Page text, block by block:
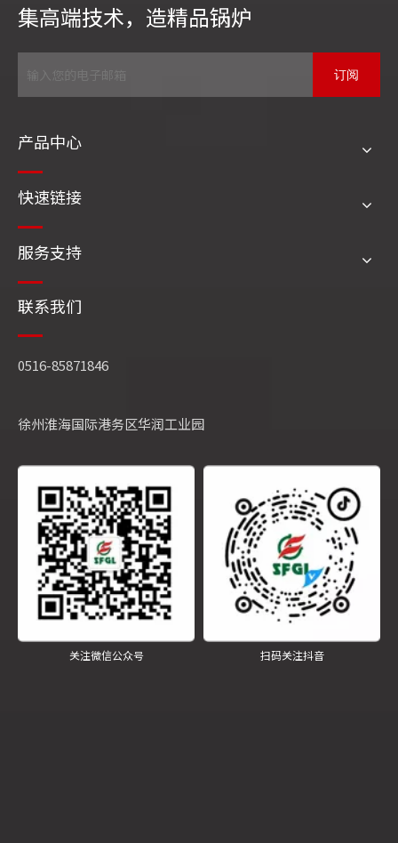
董事长段绪强首先感谢经营团队过去一年的辛勤付出，充
分肯定了锅炉公司经营管理成果。他简要分析了经济形势
及行业态势，明确提出深入推进转型升级，重申“销售是
程项目总承包及出口产品增幅方向，相应充实技术研发与
术化”。希望全体与会管理及技术人员珍惜平台，振奋精
神，感恩奋进，团结带领公司全员全力打赢2026开局之
战，为公司全年高质量发展奠定坚实基础。
相关文章
集高端技术，造精品锅炉
订阅
产品中心
快速链接
服务支持
联系我们
0516-85871846
徐州淮海国际港务区华润工业园
关注微信公众号 扫码关注抖音